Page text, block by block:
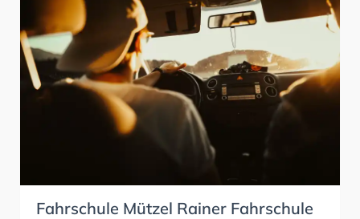
Fahrschule Mützel Rainer Fahrschule